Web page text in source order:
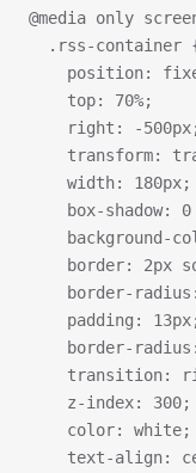
@media only
.rss-container
position:
    top: 70%;
    right: -500px;
transform:
    width: 180px;
box-shadow:
background-
border: 2px
border-
    padding: 13px;
border-
transition:
    z-index: 300;
    color: white;
text-align: